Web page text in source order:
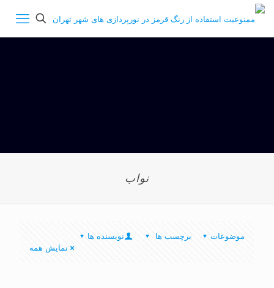
نواب
موضوعات برچسب ها
نویسنده ها
نمایش همه